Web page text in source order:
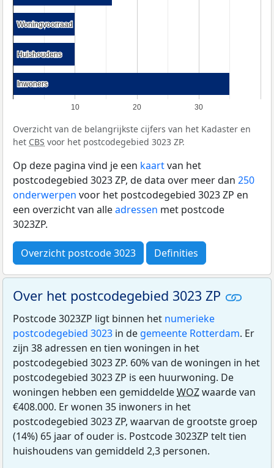
10 20 30
Woningvoorraad
Woningvoorraad
Huishoudens
Huishoudens
Inwoners
Inwoners
Overzicht van de belangrijkste cijfers van het Kadaster en
het CBS voor het postcodegebied 3023 ZP.
Op deze pagina vind je een kaartvan het
postcodegebied 3023 ZP, de data over meer dan 250
onderwerpen voor het postcodegebied 3023 ZP en
een overzicht van alleadressen met postcode
3023ZP.
Overzicht postcode 3023 Definities
Over het postcodegebied 3023 ZP
Postcode 3023ZP ligt binnen het numerieke
postcodegebied 3023 in de gemeente Rotterdam. Er
zijn 38 adressen en tien woningen in het
postcodegebied 3023 ZP. 60% van de woningen in het
postcodegebied 3023 ZP is een huurwoning. De
woningen hebben een gemiddeldeWOZwaarde van
€408.000. Er wonen 35 inwoners in het
postcodegebied 3023 ZP, waarvan de grootste groep
(14%) 65 jaar of ouder is. Postcode 3023ZP telt tien
huishoudens van gemiddeld 2,3 personen.